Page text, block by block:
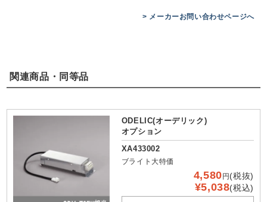
> メーカーお問い合わせページへ
関連商品・同等品
ODELIC(オーデリック)
オプション
XA433002
ブライト大特価
4,580円(税抜)
¥5,038(税込)